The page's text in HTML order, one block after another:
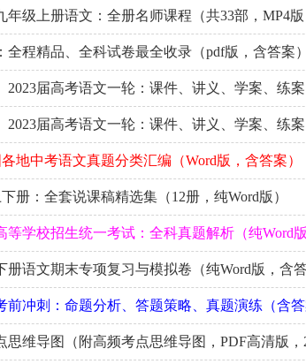
年级上册语文：全册名师课程（共33部，MP4版
全程精品、全科试卷最全收录（pdf版，含答案）
2023届高考语文一轮：课件、讲义、学案、练案
2023届高考语文一轮：课件、讲义、学案、练案
地中考语文真题分类汇编（Word版，含答案）
册：全套说课稿精选集（12册，纯Word版）
等学校招生统一考试：全科真题解析（纯Word版
册语文期末专项复习与模拟卷（纯Word版，含答
前冲刺：命题分析、答题策略、真题演练（含答
思维导图（附高频考点思维导图，PDF高清版，